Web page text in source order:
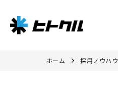
ホーム 採用ノウハウ